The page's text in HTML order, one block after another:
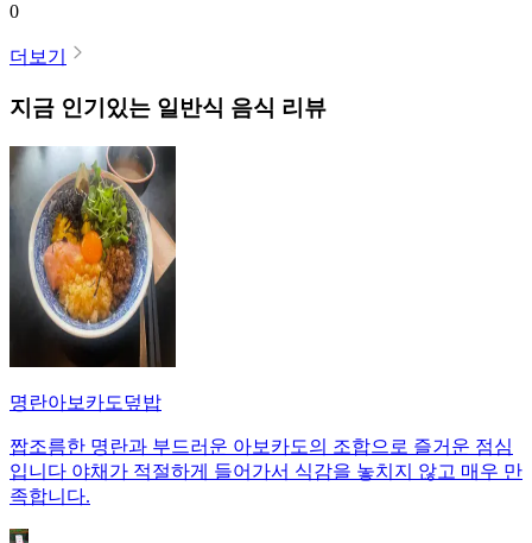
0
더보기
지금 인기있는 일반식 음식 리뷰
명란아보카도덮밥
짭조름한 명란과 부드러운 아보카도의 조합으로 즐거운 점심
입니다 야채가 적절하게 들어가서 식감을 놓치지 않고 매우 만
족합니다.